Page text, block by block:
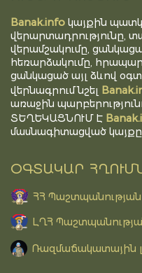
Banak.info կայքին
վերարտադրությունը,
վերամշակումը,
հեռարձակումը,
ցանկացած այլ ձևով
վերնագրում նշել
առաջին
ՏԵՂԵԿԱՑՆՈՒՄ Է
մասնագիտացված
ՕԳՏԱԿԱՐ
ՀՀ
ԼՂՀ
Ռազմաճակատային